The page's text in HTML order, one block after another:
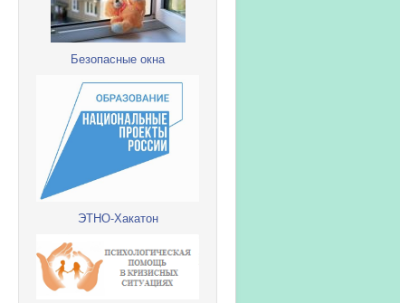
Безопасные окна
ЭТНО-Хакатон